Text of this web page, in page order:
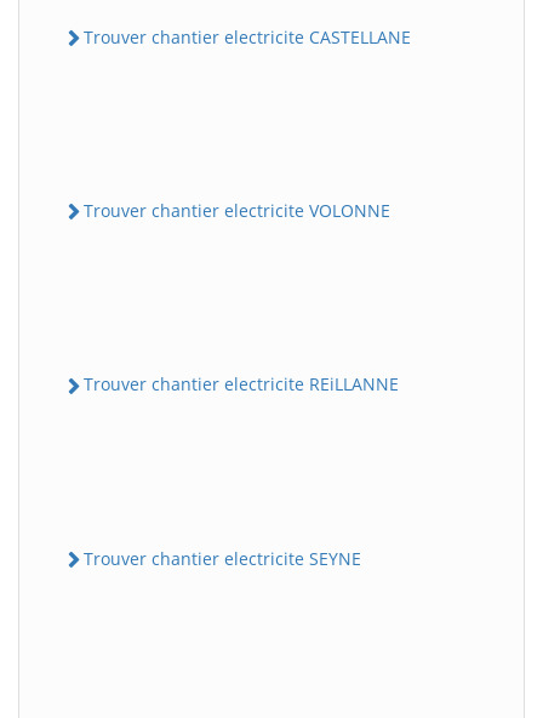
Trouver chantier electricite CASTELLANE
Trouver chantier electricite VOLONNE
Trouver chantier electricite REiLLANNE
Trouver chantier electricite SEYNE